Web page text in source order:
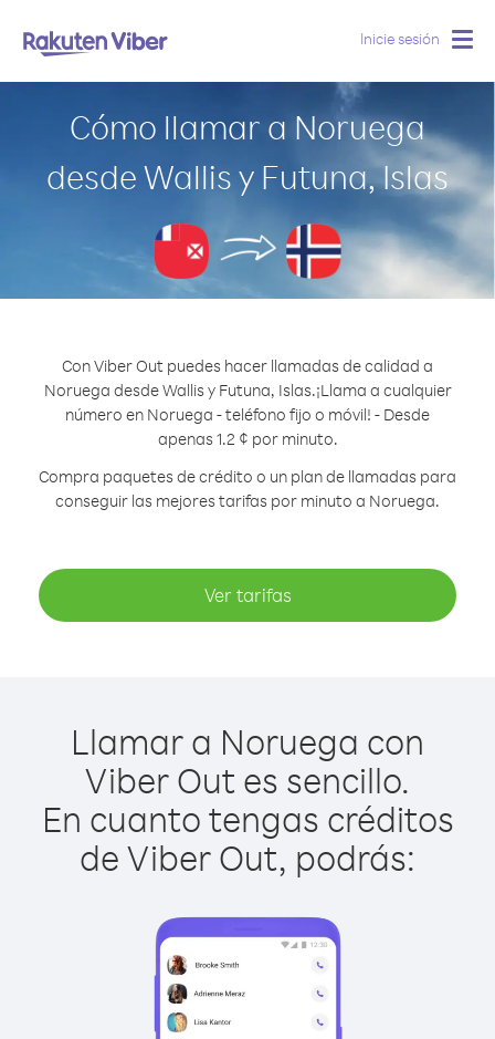
Inicie sesión
Cómo llamar a Noruega
desde Wallis y Futuna, Islas
Con Viber Out puedes hacer llamadas de calidad a
Noruega desde Wallis y Futuna, Islas.¡Llama a cualquier
número en Noruega - teléfono fijo o móvil! - Desde
apenas 1.2 ¢ por minuto.
Compra paquetes de crédito o un plan de llamadas para
conseguir las mejores tarifas por minuto a Noruega.
Ver tarifas
Llamar a Noruega con
Viber Out es sencillo.
En cuanto tengas créditos
de Viber Out, podrás: